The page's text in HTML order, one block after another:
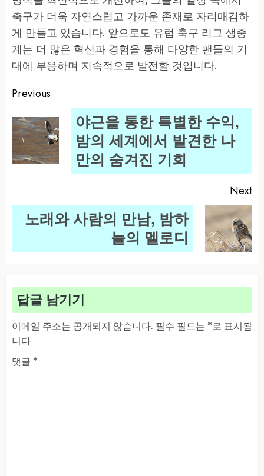
축구가 더욱 자연스럽고 가까운 존재로 자리매김하
게 만들고 있습니다. 앞으로도 유럽 축구 리그 생중
계는 더 많은 혁신과 경험을 통해 다양한 팬들의 기
대에 부응하며 지속적으로 발전할 것입니다.
Post
navigation
Previous
야근을 통한 특별한 수익,
밤의 세계에서 발견한 나
만의 숨겨진 기회
Next
Next
노래와 사람의 만남, 밤하
늘의 멜로디
답글 남기기
이메일 주소는 공개되지 않습니다. 필수 필드는 *로 표시됩
니다
댓글 *